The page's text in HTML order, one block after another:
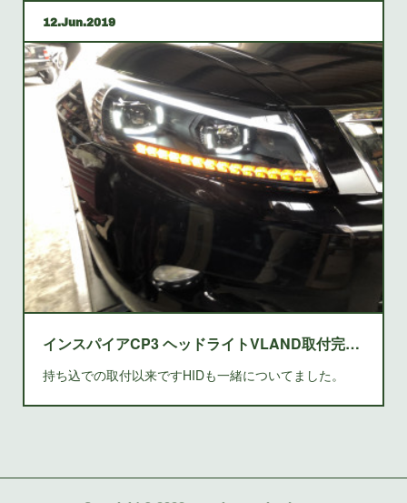
12 Jun 2019
インスパイアCP3 ヘッドライトVLAND取付完了です
持ち込での取付以来ですHIDも一緒についてました。